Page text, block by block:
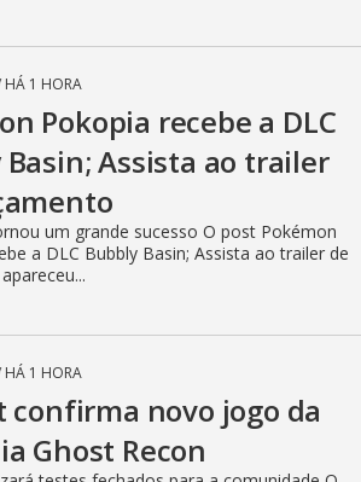
HÁ 1 HORA
Pokopia recebe a DLC
Assista ao trailer
um grande sucesso O post Pokémon
a DLC Bubbly Basin; Assista ao trailer de
HÁ 1 HORA
confirma novo jogo da
Ghost Recon